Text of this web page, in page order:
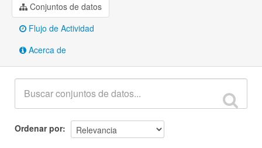
Conjuntos de datos
Flujo de Actividad
Acerca de
Ordenar por